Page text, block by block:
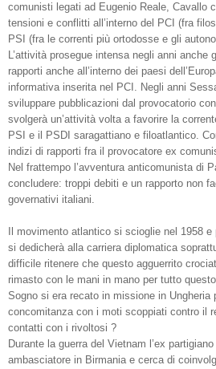
comunisti legati ad Eugenio Reale, Cavallo
tensioni e conflitti all’interno del PCI (fra
PSI (fra le correnti più ortodosse e gli
L’attività prosegue intensa negli anni anche
rapporti anche all’interno dei paesi
informativa inserita nel PCI. Negli anni
sviluppare pubblicazioni dal provocatorio
svolgerà un’attività volta a favorire la
PSI e il PSDI saragattiano e filoatlantico.
indizi di rapporti fra il provocatore ex
Nel frattempo l’avventura anticomunista di
concludere: troppi debiti e un rapporto non
governativi italiani.
Il movimento atlantico si scioglie nel 1958
si dedicherà alla carriera diplomatica
difficile ritenere che questo agguerrito
rimasto con le mani in mano per tutto
Sogno si era recato in missione in Ungheria
concomitanza con i moti scoppiati contro il
contatti con i rivoltosi ?
Durante la guerra del Vietnam l’ex
ambasciatore in Birmania e cerca di